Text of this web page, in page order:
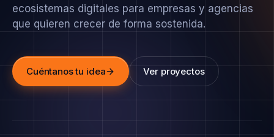
ecosistemas digitales para empresas y agencias
que quieren crecer de forma sostenida.
Cuéntanos tu idea Ver proyectos